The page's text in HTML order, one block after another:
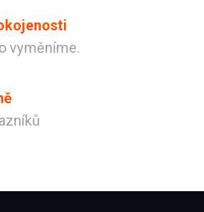
vyměníme.